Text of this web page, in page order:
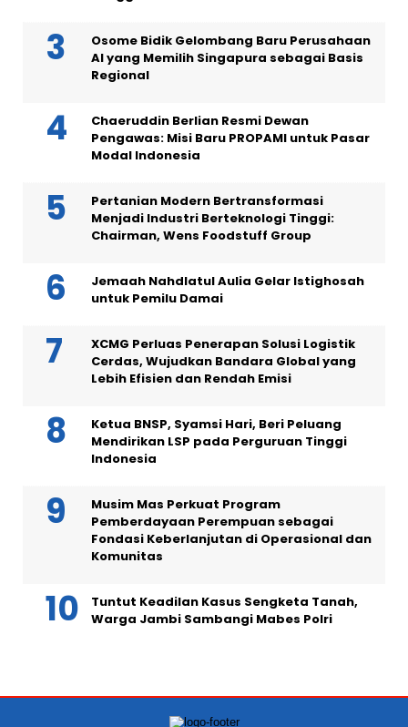
Osome Bidik Gelombang Baru Perusahaan
AI yang Memilih Singapura sebagai Basis
Regional
Chaeruddin Berlian Resmi Dewan
Pengawas: Misi Baru PROPAMI untuk Pasar
Modal Indonesia
Pertanian Modern Bertransformasi
Menjadi Industri Berteknologi Tinggi:
Chairman, Wens Foodstuff Group
Jemaah Nahdlatul Aulia Gelar Istighosah
untuk Pemilu Damai
XCMG Perluas Penerapan Solusi Logistik
Cerdas, Wujudkan Bandara Global yang
Lebih Efisien dan Rendah Emisi
Ketua BNSP, Syamsi Hari, Beri Peluang
Mendirikan LSP pada Perguruan Tinggi
Indonesia
Musim Mas Perkuat Program
Pemberdayaan Perempuan sebagai
Fondasi Keberlanjutan di Operasional dan
Komunitas
Tuntut Keadilan Kasus Sengketa Tanah,
Warga Jambi Sambangi Mabes Polri